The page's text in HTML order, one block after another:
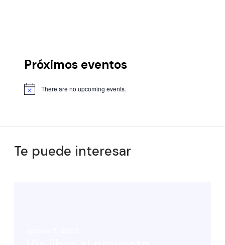
Próximos eventos
There are no upcoming events.
Te puede interesar